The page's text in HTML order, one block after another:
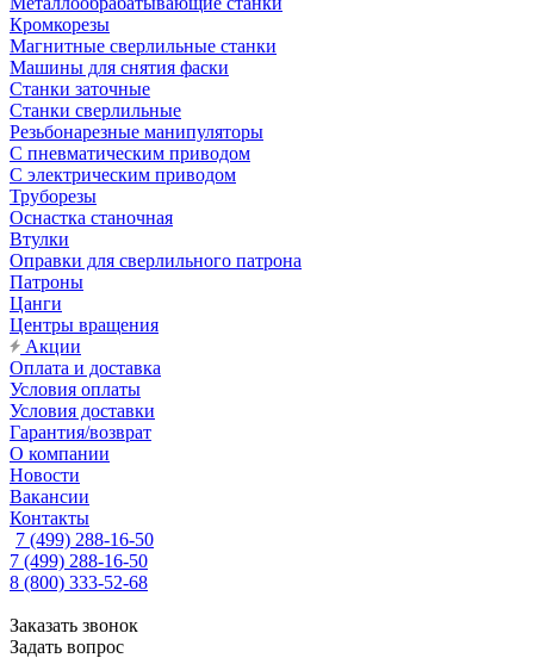
Кромкорезы
Магнитные сверлильные станки
Машины для снятия фаски
Станки заточные
Станки сверлильные
Резьбонарезные манипуляторы
С пневматическим приводом
С электрическим приводом
Труборезы
Оснастка станочная
Втулки
Оправки для сверлильного патрона
Патроны
Цанги
Центры вращения
Акции
Оплата и доставка
Условия оплаты
Условия доставки
Гарантия/возврат
О компании
Новости
Вакансии
Контакты
7 (499) 288-16-50
7 (499) 288-16-50
8 (800) 333-52-68
Заказать звонок
Задать вопрос